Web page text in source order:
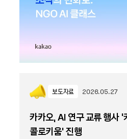
보도자료 2026.05.27
카카오, AI 연구 교류 행사
콜로키움’ 진행